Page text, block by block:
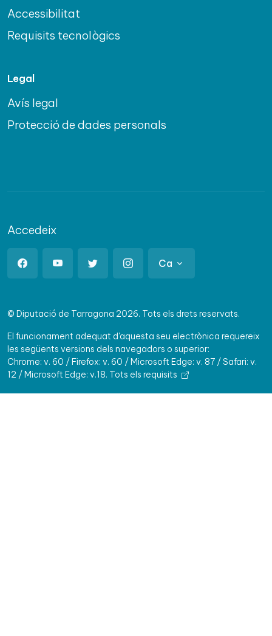
Accessibilitat
Requisits tecnològics
Legal
Avís legal
Protecció de dades personals
Accedeix
Ca
© Diputació de Tarragona 2026. Tots els drets reservats.
El funcionament adequat d'aquesta seu electrònica requereix
les següents versions dels navegadors o superior:
Chrome: v. 60 / Firefox: v. 60 / Microsoft Edge: v. 87 / Safari: v.
12 / Microsoft Edge: v.18. Tots els requisits